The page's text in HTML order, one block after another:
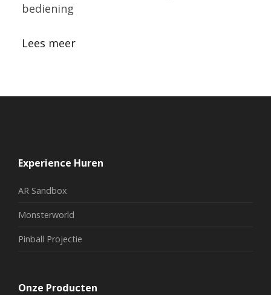
bediening
Lees meer
Experience Huren
AR Sandbox
Monsterworld
Pinball Projectie
Onze Producten